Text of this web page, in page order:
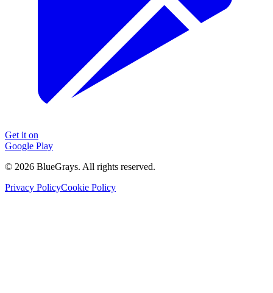
Get it on
Google Play
© 2026 BlueGrays. All rights reserved.
Privacy PolicyCookie Policy